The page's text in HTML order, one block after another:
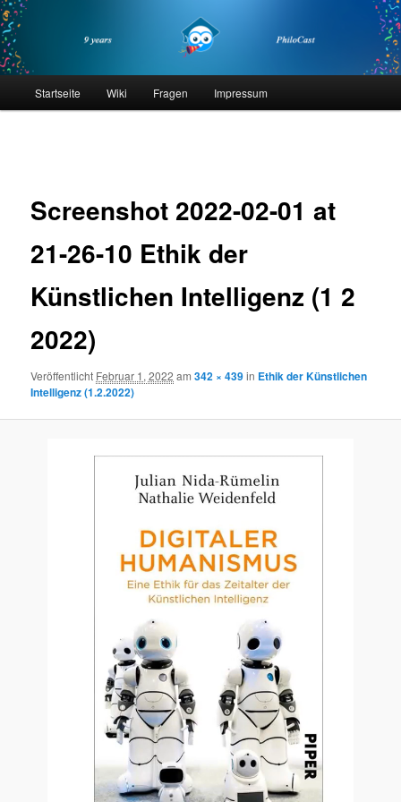
Zum
primären
Inhalt
springenphilocast
Startseite Wiki Fragen Impressum
Screenshot 2022-02-01 at
21-26-10 Ethik der
Künstlichen Intelligenz (1 2
2022)
Veröffentlicht Februar 1, 2022 am342 × 439in Ethik der Künstlichen
Intelligenz (1.2.2022)